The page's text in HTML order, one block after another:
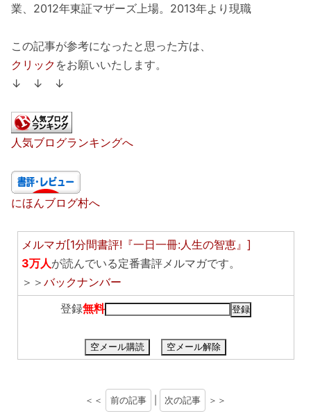
業、2012年東証マザーズ上場。2013年より現職
この記事が参考になったと思った方は、
クリック をお願いいたします。
↓ ↓ ↓
人気ブログランキングへ
にほんブログ村へ
メルマガ[1分間書評!『一日一冊:人生の智恵』]
3万人が読んでいる定番書評メルマガです。
＞＞ バックナンバー
登録無料
空メール購読 空メール解除
＜＜ 前の記事 次の記事 ＞＞